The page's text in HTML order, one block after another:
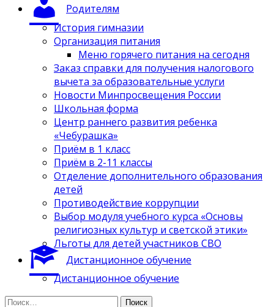
Родителям
История гимназии
Организация питания
Меню горячего питания на сегодня
Заказ справки для получения налогового
вычета за образовательные услуги
Новости Минпросвещения России
Школьная форма
Центр раннего развития ребенка
«Чебурашка»
Приём в 1 класс
Приём в 2-11 классы
Отделение дополнительного образования
детей
Противодействие коррупции
Выбор модуля учебного курса «Основы
религиозных культур и светской этики»
Льготы для детей участников СВО
Дистанционное обучение
Дистанционное обучение
Найти: